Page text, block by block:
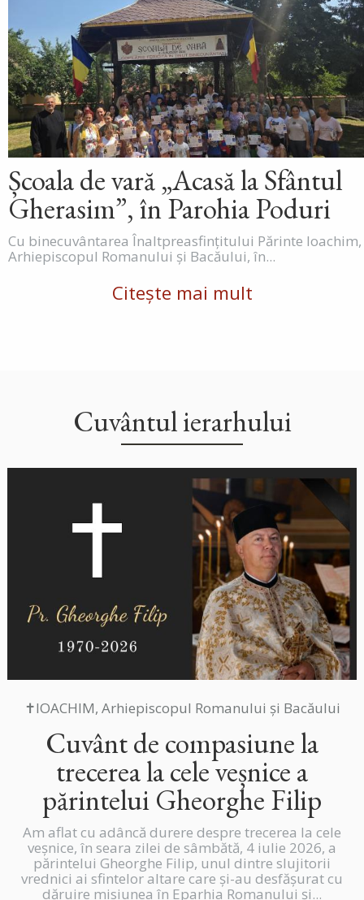
Școala de vară „Acasă la Sfântul
Gherasim”, în Parohia Poduri
Cu binecuvântarea Înaltpreasfințitului Părinte Ioachim,
Arhiepiscopul Romanului și Bacăului, în...
Citește mai mult
Cuvântul ierarhului
✝IOACHIM, Arhiepiscopul Romanului și Bacăului
Cuvânt de compasiune la
trecerea la cele veșnice a
părintelui Gheorghe Filip
Am aflat cu adâncă durere despre trecerea la cele
veșnice, în seara zilei de sâmbătă, 4 iulie 2026, a
părintelui Gheorghe Filip, unul dintre slujitorii
vrednici ai sfintelor altare care și-au desfășurat cu
dăruire misiunea în Eparhia Romanului și...